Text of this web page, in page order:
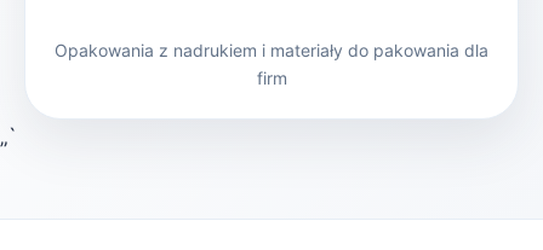
Opakowania z nadrukiem i materiały do pakowania dla
firm
„`